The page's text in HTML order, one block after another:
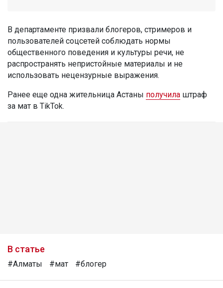
В департаменте призвали блогеров, стримеров и
пользователей соцсетей соблюдать нормы
общественного поведения и культуры речи, не
распространять непристойные материалы и не
использовать нецензурные выражения.
Ранее еще одна жительница Астаны получила штраф
за мат в TikTok.
В статье
#Алматы #мат #блогер